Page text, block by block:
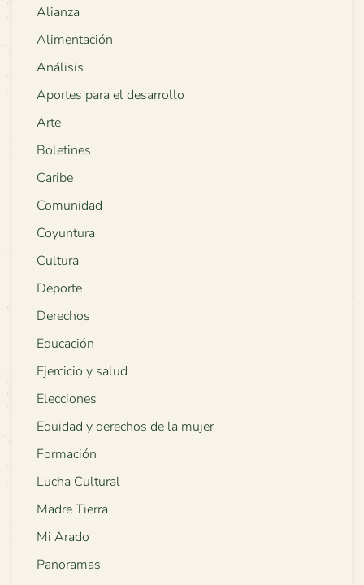
Alianza
Alimentación
Análisis
Aportes para el desarrollo
Arte
Boletines
Caribe
Comunidad
Coyuntura
Cultura
Deporte
Derechos
Educación
Ejercicio y salud
Elecciones
Equidad y derechos de la mujer
Formación
Lucha Cultural
Madre Tierra
Mi Arado
Panoramas